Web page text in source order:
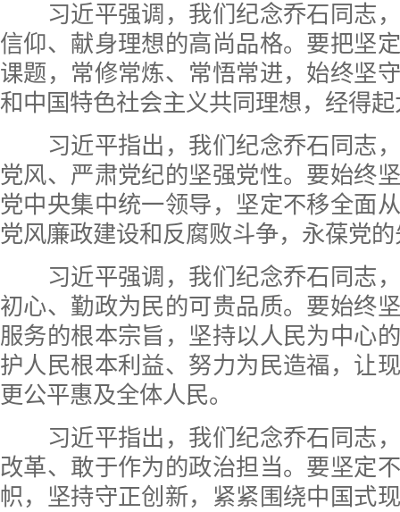
习近平强调，我们纪念乔石同志，
信仰、献身理想的高尚品格。要把坚
课题，常修常炼、常悟常进，始终坚
和中国特色社会主义共同理想，经得
习近平指出，我们纪念乔石同志，
党风、严肃党纪的坚强党性。要始终
党中央集中统一领导，坚定不移全面
党风廉政建设和反腐败斗争，永葆党
习近平强调，我们纪念乔石同志，
初心、勤政为民的可贵品质。要始终
服务的根本宗旨，坚持以人民为中心
护人民根本利益、努力为民造福，让
更公平惠及全体人民。
习近平指出，我们纪念乔石同志，
改革、敢于作为的政治担当。要坚定
帜，坚持守正创新，紧紧围绕中国式